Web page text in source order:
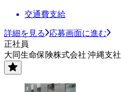
交通費支給
詳細を見る
応募画面に進む
正社員
大同生命保険株式会社 沖縄支社